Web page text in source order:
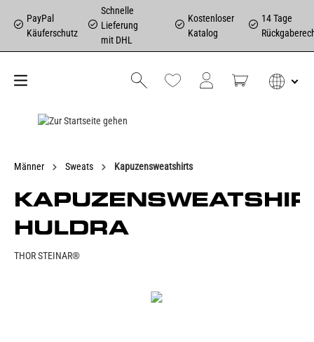
PayPal
Käuferschutz
Schnelle
Lieferung
mit DHL
Kostenloser
Katalog
14 Tage
Männer Sweats Kapuzensweatshirts
HULDRA
THOR STEINAR®